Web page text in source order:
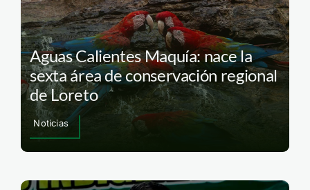
Aguas Calientes Maquía: nace la
sexta área de conservación regional
de Loreto
Noticias